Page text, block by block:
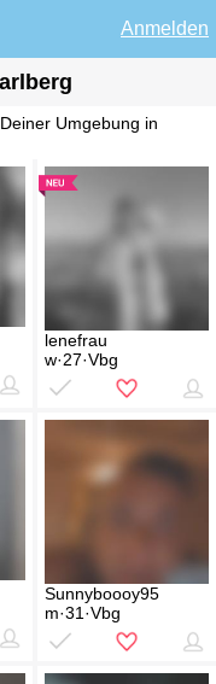
Anmelden
Umgebung in
lenefrau
w·27·Vbg
Sunnyboooy95
m·31·Vbg